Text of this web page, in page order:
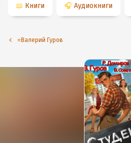
📖 Книги 🎧 Аудиокниги
⭐️Валерий Гуров